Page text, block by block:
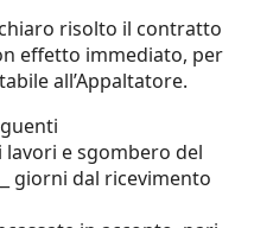
risolto il contratto
effetto immediato, per
all’Appaltatore.
lavori e sgombero del
giorni dal ricevimento